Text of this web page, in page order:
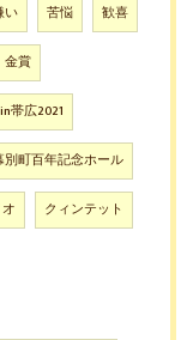
い 苦悩 歓喜
金賞
帯広2021
別町百年記念ホール
クィンテット